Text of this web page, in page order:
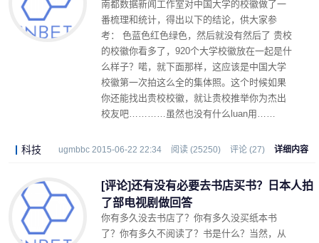
南都数据新闻工作室对中国大学的校徽做了一
番梳理和统计，得出以下的结论，供大家参
考： 色蓝色红色绿色，然后就没有然后了 贵校
的校徽你看多了，920个大学校徽放在一起是什
么样子？喏，就下面那样，这应该是中国大学
校徽第一次拍这么全的集体照。这个时候如果
你还能找出贵校校徽，就让贵校推举你为杰出
校友吧…………虽然也没有什么luan用……
科技 ugmbbc 2015-06-22 22:34 阅读 (25250) 评论 (27) 详细内容
[评论]还有没有必要去书店买书？日本人拍
了部电视剧做回答
你有多久没去书店了？你有多久没买纸本书
了？你有多久不阅读了？书是什么？当然，从